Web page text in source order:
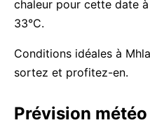
chaleur pour cette date
33°C.
Conditions idéales à
sortez et profitez-en.
Prévision